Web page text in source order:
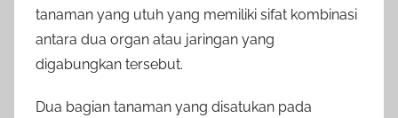
tanaman yang utuh yang memiliki sifat kombinasi
antara dua organ atau jaringan yang
digabungkan tersebut.
Dua bagian tanaman yang disatukan pada